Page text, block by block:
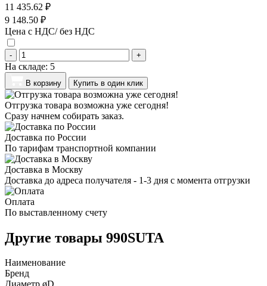
11 435.62 ₽
9 148.50 ₽
Цена с НДС/ без НДС
- +
На складе: 5
В корзину Купить в один клик
Отгрузка товара возможна уже сегодня!
Сразу начнем собирать заказ.
Доставка по России
По тарифам транспортной компании
Доставка в Москву
Доставка до адреса получателя - 1-3 дня с момента отгрузки
Оплата
По выставленному счету
Другие товары 990SUTA
Наименование
Бренд